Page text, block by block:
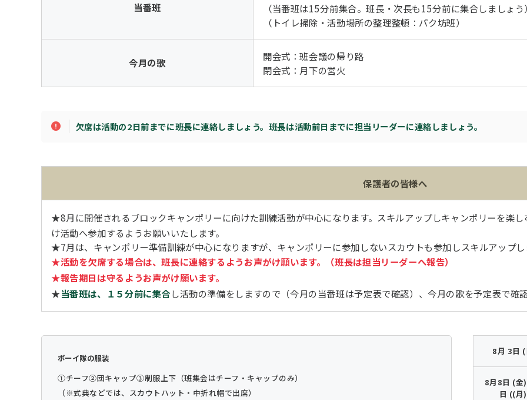
当番班
（当番班は15分前集合。班長・次長も15分前に集合しましょう
（トイレ掃除・活動場所の整理整頓：パク坊班）
今月の歌
開会式：班会議の帰り路
閉会式：月下の営火
欠席は活動の2日前までに班長に連絡しましょう。班長は活動前日までに担当リーダーに連絡しましょう。
保護者の皆様へ
★8月に開催されるブロックキャンポリーに向けた訓練活動が中心になります。スキルアップしキャンポリーを楽
け活動へ参加するようお願いいたします。
★7月は、キャンポリー準備訓練が中心になりますが、キャンポリーに参加しないスカウトも参加しスキルアップ
★活動を欠席する場合は、班長に連絡するようお声がけ願います。（班長は担当リーダーへ報告）
★報告期日は守るようお声がけ願います。
★当番班は、１５分前に集合し活動の準備をしますので（今月の当番班は予定表で確認）、今月の歌を予定表で確
8月 3日
8月8日 (金
日 ((月
ボーイ隊の服装
①チーフ②団キャップ③制服上下（班集会はチーフ・キャップのみ）
（※式典などでは、スカウトハット・中折れ帽で出席）